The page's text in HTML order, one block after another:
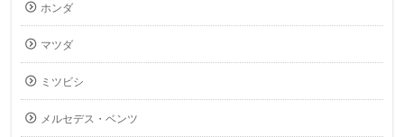
ホンダ
マツダ
ミツビシ
メルセデス・ベンツ